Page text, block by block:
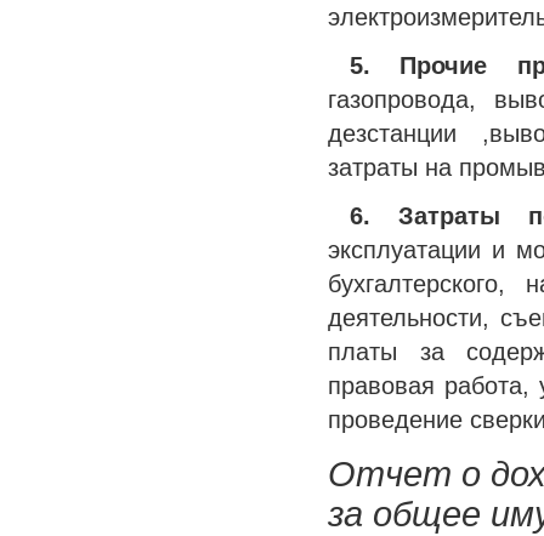
5. Прочие
газопровода,
дезстанции
затраты на
6. Затраты
эксплуатации и
бухгалтерского,
деятельности,
платы за
правовая работа,
проведение
Отчет о
за общее